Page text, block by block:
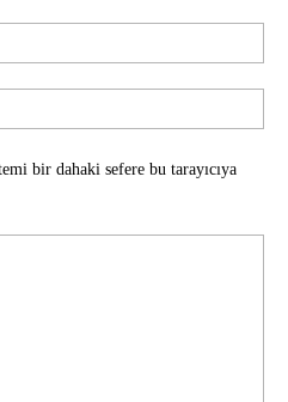
bir dahaki sefere bu tarayıcıya